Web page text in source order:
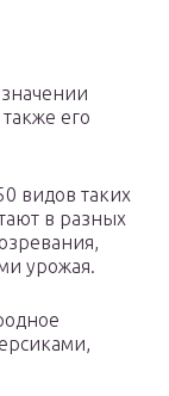
его
видов таких
в разных
урожая.